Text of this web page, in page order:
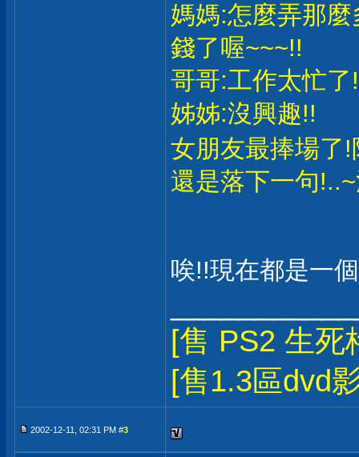
媽媽:怎麼弄那
錢了喔~~~!!
哥哥:工作太忙
姊姊:沒興趣!!
女朋友最捧場了
還是落下一句
唉!!現在都是一
[售 PS2 生死
[售1.3區dvd
2002-12-11, 02:31 PM #3